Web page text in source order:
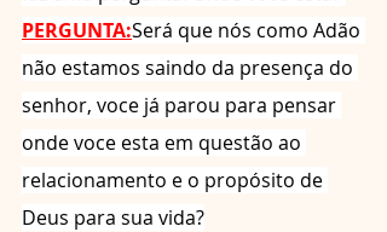
PERGUNTA:Será que nós como Adão
não estamos saindo da presença do
senhor, voce já parou para pensar
onde voce esta em questão ao
relacionamento e o propósito de
Deus para sua vida?